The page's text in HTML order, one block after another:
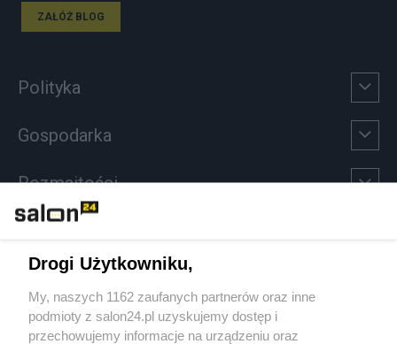
ZAŁÓŻ BLOG
Polityka
Gospodarka
Rozmaitości
Sport
Społeczeństwo
Drogi Użytkowniku,
My, naszych 1162 zaufanych partnerów oraz inne
podmioty z salon24.pl uzyskujemy dostęp i
przechowujemy informacje na urządzeniu oraz